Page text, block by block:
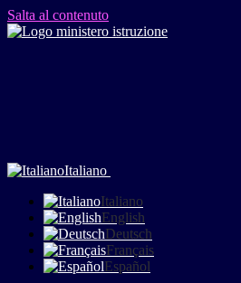
Salta al contenuto
Italiano
Italiano
English
Deutsch
Français
Español